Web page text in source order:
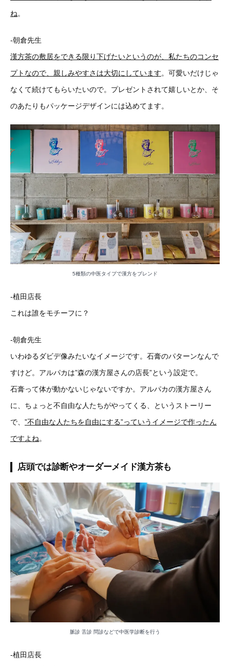
ね。
-朝倉先生
漢方茶の敷居をできる限り下げたいというのが、私たちのコンセ
プトなので、親しみやすさは大切にしています。可愛いだけじゃ
なくて続けてもらいたいので。プレゼントされて嬉しいとか、そ
のあたりもパッケージデザインには込めてます。
5種類の中医タイプで漢方をブレンド
-植田店長
これは誰をモチーフに？
-朝倉先生
いわゆるダビデ像みたいなイメージです。石膏のパターンなんで
すけど。アルパカは”森の漢方屋さんの店長”という設定で。
石膏って体が動かないじゃないですか。アルパカの漢方屋さん
に、ちょっと不自由な人たちがやってくる、というストーリー
で、 ”不自由な人たちを自由にする”っていうイメージで作ったん
ですよね。
店頭では診断やオーダーメイド漢方茶も
脈診 舌診 問診などで中医学診断を行う
-植田店長